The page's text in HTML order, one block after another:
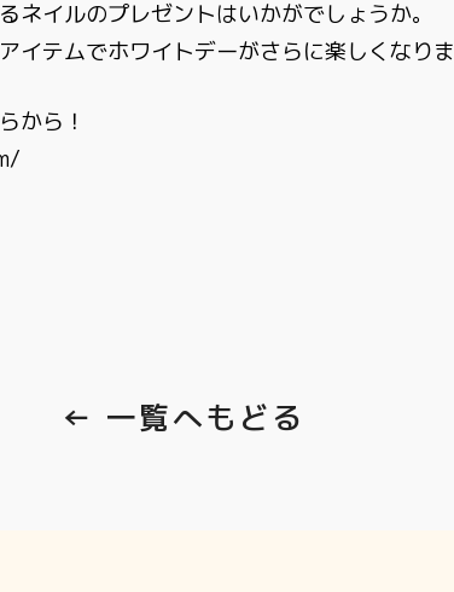
ネイルのプレゼントはいかがでしょうか。
イテムでホワイトデーがさらに楽しくなり
から！
← 一覧へもどる